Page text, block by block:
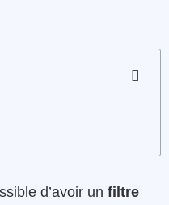
d’avoir un filtre